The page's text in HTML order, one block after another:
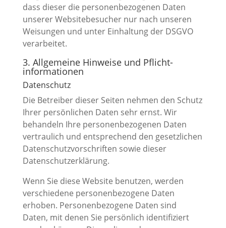
dass dieser die personenbezogenen Daten
unserer Websitebesucher nur nach unseren
Weisungen und unter Einhaltung der DSGVO
verarbeitet.
3. Allgemeine Hinweise und Pflicht­
informationen
Datenschutz
Die Betreiber dieser Seiten nehmen den Schutz
Ihrer persönlichen Daten sehr ernst. Wir
behandeln Ihre personenbezogenen Daten
vertraulich und entsprechend den gesetzlichen
Datenschutzvorschriften sowie dieser
Datenschutzerklärung.
Wenn Sie diese Website benutzen, werden
verschiedene personenbezogene Daten
erhoben. Personenbezogene Daten sind
Daten, mit denen Sie persönlich identifiziert